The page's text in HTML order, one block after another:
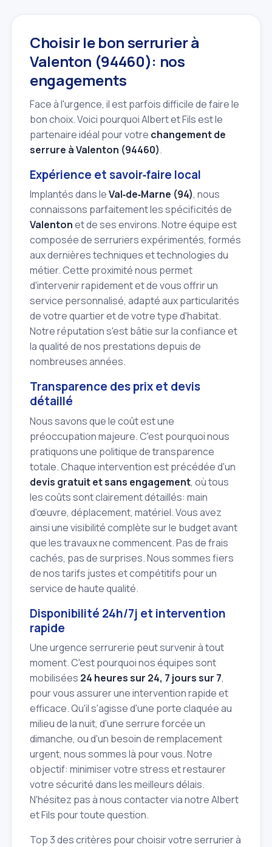
Choisir le bon serrurier à
Valenton (94460): nos
engagements
Face à l'urgence, il est parfois difficile de faire le
bon choix. Voici pourquoi Albert et Fils est le
partenaire idéal pour votre changement de
serrure à Valenton (94460).
Expérience et savoir‑faire local
Implantés dans leVal‑de‑Marne (94), nous
connaissons parfaitement les spécificités de
Valentonet de ses environs. Notre équipe est
composée de serruriers expérimentés, formés
aux dernières techniques et technologies du
métier. Cette proximité nous permet
d'intervenir rapidement et de vous offrir un
service personnalisé, adapté aux particularités
de votre quartier et de votre type d'habitat.
Notre réputation s'est bâtie sur la confiance et
la qualité de nos prestations depuis de
nombreuses années.
Transparence des prix et devis
détaillé
Nous savons que le coût est une
préoccupation majeure. C'est pourquoi nous
pratiquons une politique de transparence
totale. Chaque intervention est précédée d'un
devis gratuit et sans engagement, où tous
les coûts sont clairement détaillés: main
d'œuvre, déplacement, matériel. Vous avez
ainsi une visibilité complète sur le budget avant
que les travaux ne commencent. Pas de frais
cachés, pas de surprises. Nous sommes fiers
de nos tarifs justes et compétitifs pour un
service de haute qualité.
Disponibilité 24h/7j et intervention
rapide
Une urgence serrurerie peut survenir à tout
moment. C'est pourquoi nos équipes sont
mobilisées 24 heures sur 24, 7 jours sur 7,
pour vous assurer une intervention rapide et
efficace. Qu'il s'agisse d'une porte claquée au
milieu de la nuit, d'une serrure forcée un
dimanche, ou d'un besoin de remplacement
urgent, nous sommes là pour vous. Notre
objectif: minimiser votre stress et restaurer
votre sécurité dans les meilleurs délais.
N'hésitez pas à nous contacter via notre Albert
et Fils pour toute question.
Top 3 des critères pour choisir votre serrurier à